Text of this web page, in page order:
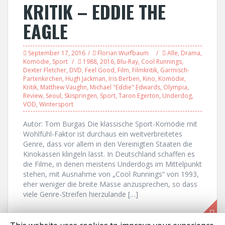
KRITIK – EDDIE THE
EAGLE
September 17, 2016 Florian Wurfbaum Alle, Drama,
Komödie, Sport 1988, 2016, Blu-Ray, Cool Runnings,
Dexter Fletcher, DVD, Feel Good, Film, Filmkritik, Garmisch-
Partenkirchen, Hugh Jackman, Iris Berben, Kino, Komödie,
Kritik, Matthew Vaughn, Michael "Eddie" Edwards, Olympia,
Review, Seoul, Skispringen, Sport, Taron Egerton, Underdog,
VOD, Wintersport
Autor: Tom Burgas Die klassische Sport-Komödie mit
Wohlfühl-Faktor ist durchaus ein weitverbreitetes
Genre, dass vor allem in den Vereinigten Staaten die
Kinokassen klingeln lässt. In Deutschland schaffen es
die Filme, in denen meistens Underdogs im Mittelpunkt
stehen, mit Ausnahme von „Cool Runnings“ von 1993,
eher weniger die breite Masse anzusprechen, so dass
viele Genre-Streifen hierzulande […]